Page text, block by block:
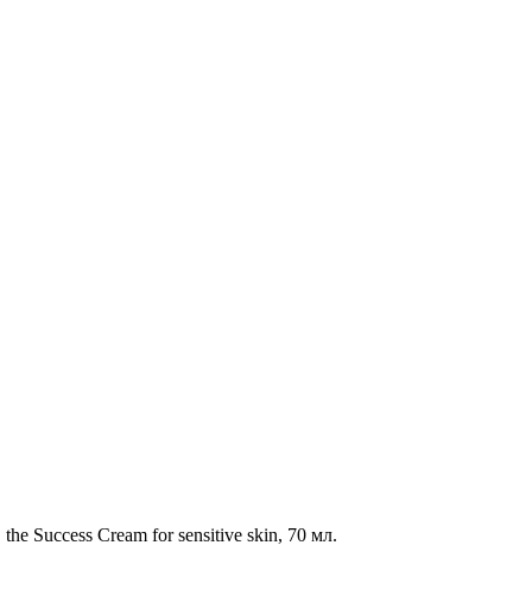
the Success Cream for sensitive skin, 70 мл.